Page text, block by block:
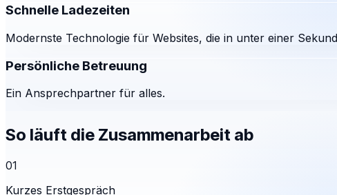
Schnelle Ladezeiten
Modernste Technologie für Websites, die in unter einer
Persönliche Betreuung
Ein Ansprechpartner für alles.
So läuft die Zusammenarbeit ab
01
Kurzes Erstgespräch